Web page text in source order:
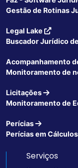
Gestão de Rotinas
Legal Lake
Buscador Jurídico
Acompanhamento
Monitoramento de
Licitações
Monitoramento de
Perícias
Perícias em
Serviços